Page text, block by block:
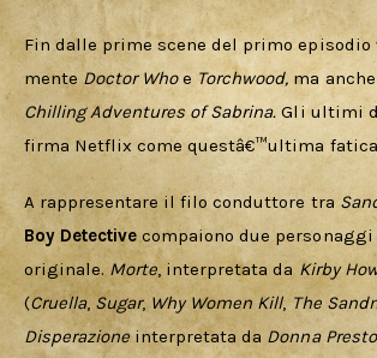
Fin dalle prime scene del primo
mente Doctor Who e Torchwood, ma anche
Chilling Adventures of Sabrina. Gli ultimi
firma Netflix come questâ€™ultima
A rappresentare il filo conduttore tra
Boy Detective compaiono due
originale. Morte, interpretata da Kirby
(Cruella, Sugar, Why Women Kill, The
Disperazione interpretata da Donna